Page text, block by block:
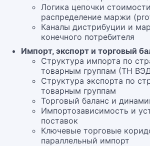
Логика цепочки
распределение маржи
Каналы дистрибуции и
конечного потребителя
Импорт, экспорт и торговый
Структура импорта по
товарным группам (ТН
Структура экспорта по
товарным группам
Торговый баланс и
Импортозависимость и
поставок
Ключевые торговые
параллельный импорт